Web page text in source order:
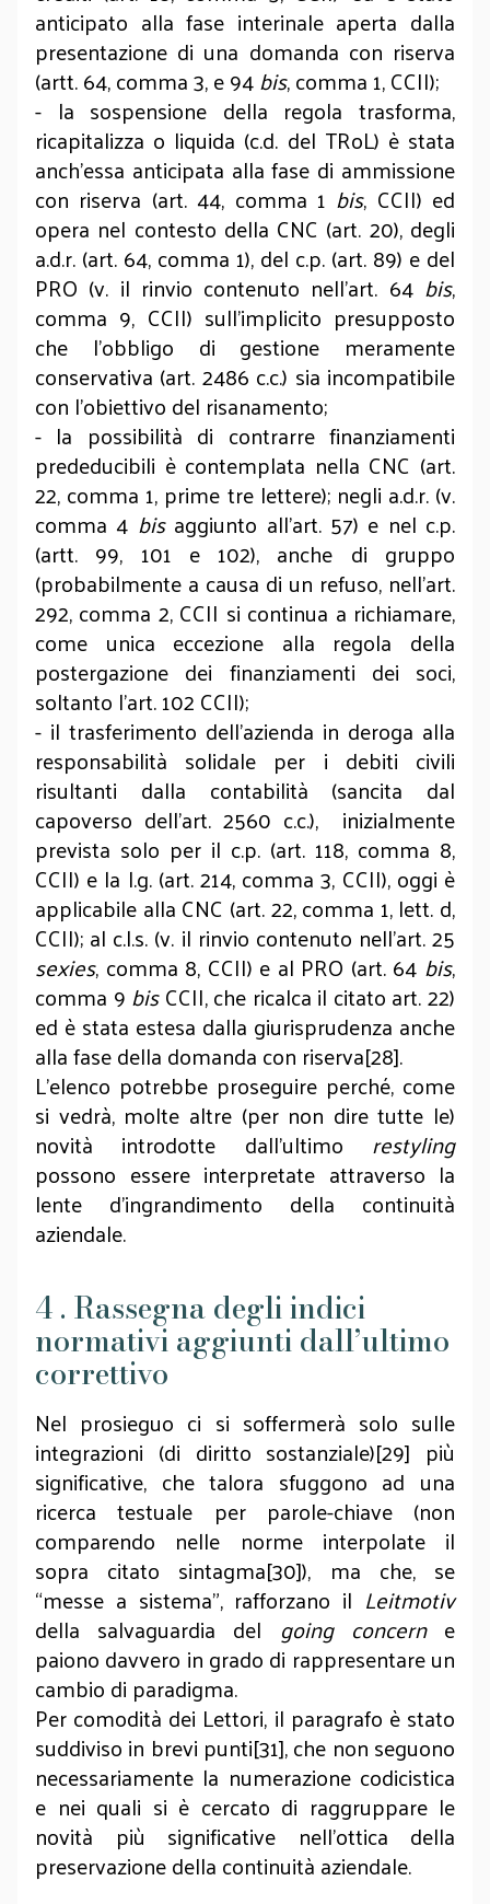
anticipato alla fase interinale aperta dalla
presentazione di una domanda con riserva
(artt. 64, comma 3, e 94bis, comma 1, CCII);
- la sospensione della regola trasforma,
ricapitalizza o liquida (c.d. del TRoL) è stata
anch’essa anticipata alla fase di ammissione
con riserva (art. 44, comma 1 bis, CCII) ed
opera nel contesto della CNC (art. 20), degli
a.d.r. (art. 64, comma 1), del c.p. (art. 89) e del
PRO (v. il rinvio contenuto nell’art. 64 bis,
comma 9, CCII) sull’implicito presupposto
che l’obbligo di gestione meramente
conservativa (art. 2486 c.c.) sia incompatibile
con l’obiettivo del risanamento;
- la possibilità di contrarre finanziamenti
prededucibili è contemplata nella CNC (art.
22, comma 1, prime tre lettere); negli a.d.r. (v.
comma 4 bisaggiunto all’art. 57) e nel c.p.
(artt. 99, 101 e 102), anche di gruppo
(probabilmente a causa di un refuso, nell’art.
292, comma 2, CCII si continua a richiamare,
come unica eccezione alla regola della
postergazione dei finanziamenti dei soci,
soltanto l’art. 102 CCII);
- il trasferimento dell’azienda in deroga alla
responsabilità solidale per i debiti civili
risultanti dalla contabilità (sancita dal
capoverso dell’art. 2560 c.c.), inizialmente
prevista solo per il c.p. (art. 118, comma 8,
CCII) e la l.g. (art. 214, comma 3, CCII), oggi è
applicabile alla CNC (art. 22, comma 1, lett. d,
CCII); al c.l.s. (v. il rinvio contenuto nell’art. 25
sexies, comma 8, CCII) e al PRO (art. 64 bis,
comma 9bisCCII, che ricalca il citato art. 22)
ed è stata estesa dalla giurisprudenza anche
alla fase della domanda con riserva[28].
L’elenco potrebbe proseguire perché, come
si vedrà, molte altre (per non dire tutte le)
novità introdotte dall’ultimo restyling
possono essere interpretate attraverso la
lente d’ingrandimento della continuità
aziendale.
4 . Rassegna degli indici
normativi aggiunti dall’ultimo
correttivo
Nel prosieguo ci si soffermerà solo sulle
integrazioni (di diritto sostanziale)[29] più
significative, che talora sfuggono ad una
ricerca testuale per parole-chiave (non
comparendo nelle norme interpolate il
sopra citato sintagma[30]), ma che, se
“messe a sistema”, rafforzano il Leitmotiv
della salvaguardia del going concerne
paiono davvero in grado di rappresentare un
cambio di paradigma.
Per comodità dei Lettori, il paragrafo è stato
suddiviso in brevi punti[31], che non seguono
necessariamente la numerazione codicistica
e nei quali si è cercato di raggruppare le
novità più significative nell’ottica della
preservazione della continuità aziendale.